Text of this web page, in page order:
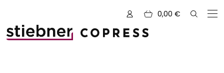
0,00 €